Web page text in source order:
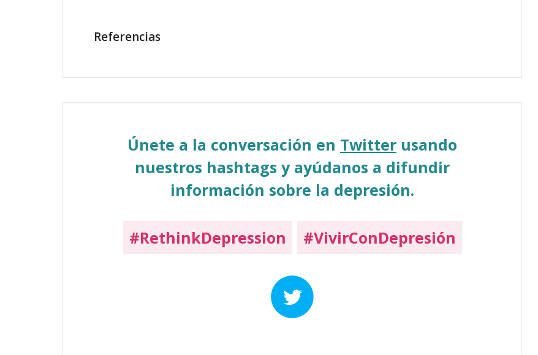
Referencias
Únete a la conversación en Twitter usando
nuestros hashtags y ayúdanos a difundir
información sobre la depresión.
#RethinkDepression #VivirConDepresión